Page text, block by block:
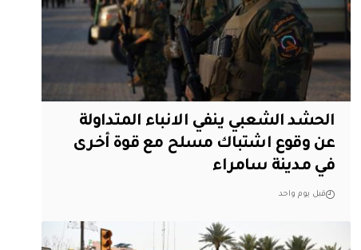
الحشد الشعبي ينفي الانباء المتداولة
عن وقوع اشتباك مسلح مع قوة أخرى
في مدينة سامراء
قبل يوم واحد